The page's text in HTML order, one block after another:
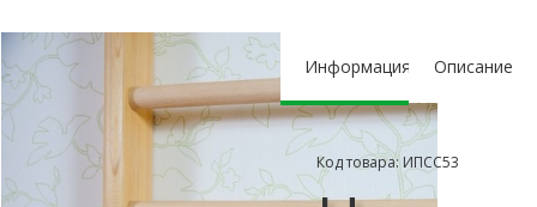
Информация Описание
Код товара: ИПСС53